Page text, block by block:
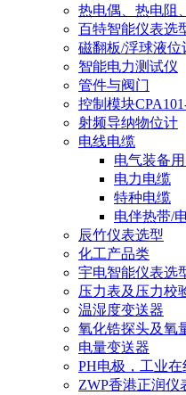
热电偶、热电阻
百特智能仪表选
磁翻板/浮球液
智能电力测试仪
管件与阀门
控制模块
射频导纳物位计
电线电缆
电气装备
电力电缆
特种电缆
电伴热带/
辰竹仪表选型
化工产品类
宇电智能仪表选
压力表及压力校
温湿度变送器
氧化锆探头及氧
电量变送器
PH电极，工业在
ZWP香港正润仪